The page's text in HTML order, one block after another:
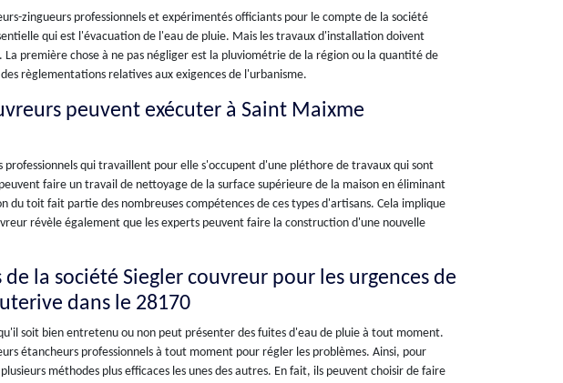
zingueurs professionnels et expérimentés officiants pour le compte de la société
qui est l'évacuation de l'eau de pluie. Mais les travaux d'installation doivent
première chose à ne pas négliger est la pluviométrie de la région ou la quantité de
règlementations relatives aux exigences de l'urbanisme.
peuvent exécuter à Saint Maixme
professionnels qui travaillent pour elle s'occupent d'une pléthore de travaux qui sont
faire un travail de nettoyage de la surface supérieure de la maison en éliminant
du toit fait partie des nombreuses compétences de ces types d'artisans. Cela implique
révèle également que les experts peuvent faire la construction d'une nouvelle
la société Siegler couvreur pour les urgences de
dans le 28170
soit bien entretenu ou non peut présenter des fuites d'eau de pluie à tout moment.
étancheurs professionnels à tout moment pour régler les problèmes. Ainsi, pour
méthodes plus efficaces les unes des autres. En fait, ils peuvent choisir de faire